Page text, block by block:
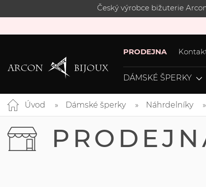
Český výrobce bižuterie
PRODEJNA
DÁMSKÉ ŠPERKY
Úvod Dámské šperky Náhrdelníky